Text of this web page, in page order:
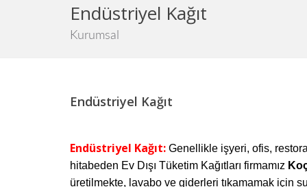
Endüstriyel Kağıt
Kurumsal
Endüstriyel Kağıt
Endüstriyel Kağıt: Genellikle işyeri, ofis,
hitabeden Ev Dışı Tüketim Kağıtları firmamız
üretilmekte, lavabo ve giderleri tıkamamak için